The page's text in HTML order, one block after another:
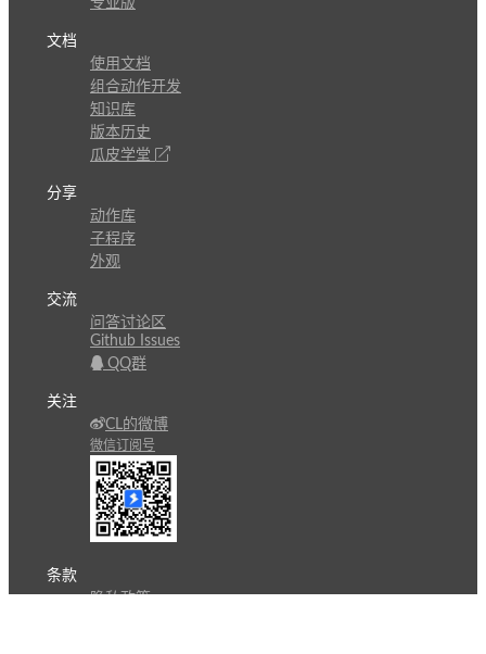
专业版
文档
使用文档
组合动作开发
知识库
版本历史
瓜皮学堂
分享
动作库
子程序
外观
交流
问答讨论区
Github Issues
QQ群
关注
CL的微博
微信订阅号
条款
隐私政策